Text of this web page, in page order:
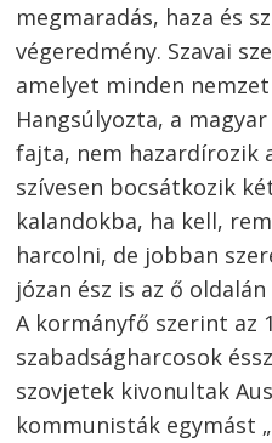
megmaradás, haza és
végeredmény. Szavai
amelyet minden
Hangsúlyozta, a
fajta, nem hazardírozik
szívesen bocsátkozik
kalandokba, ha kell,
harcolni, de jobban
józan ész is az ő oldalán
A kormányfő szerint az
szabadságharcosok
szovjetek kivonultak
kommunisták egymást